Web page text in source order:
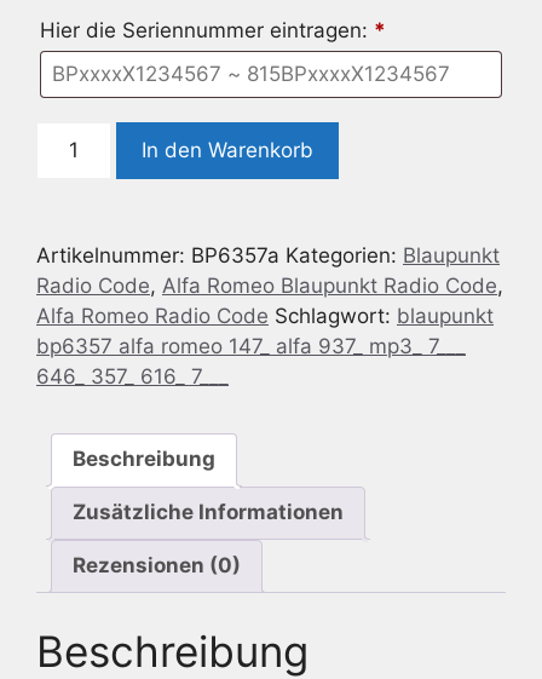
Hier die Seriennummer eintragen: *
Code
Blaupunkt
BP6357
Alfa
Romeo
147/ALFA
MP3
646
-
Menge
In den Warenkorb
Artikelnummer: BP6357a Kategorien: Blaupunkt
Radio Code, Alfa Romeo Blaupunkt Radio Code,
Alfa Romeo Radio Code Schlagwort: blaupunkt
bp6357 alfa romeo 147_ alfa 937_ mp3_ 7___
646_ 357_ 616_ 7___
Beschreibung
Zusätzliche Informationen
Rezensionen (0)
Beschreibung